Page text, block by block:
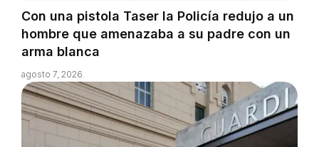
Con una pistola Taser la Policía redujo a un
hombre que amenazaba a su padre con un
arma blanca
agosto 7, 2026